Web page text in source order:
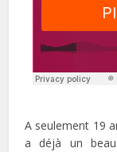
A seulement 19
a déjà un